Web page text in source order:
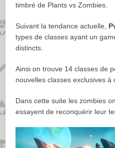
timbré de Plants vs Zombies.
Suivant la tendance actuelle,
types de classes ayant un
distincts.
Ainsi on trouve 14 classes de
nouvelles classes exclusives à
Dans cette suite les zombies
essayent de reconquérir leur